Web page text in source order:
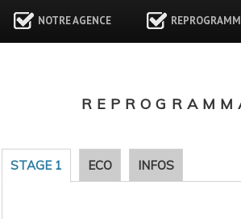
NOTRE AGENCE
STAGE 1 ECO INFOS